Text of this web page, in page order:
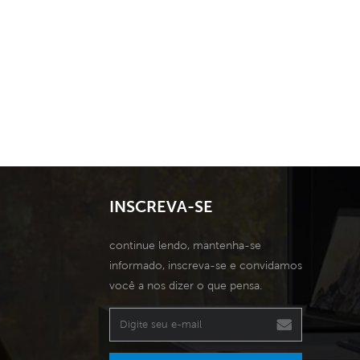
INSCREVA-SE
continue lendo, mantenha-se
informado, inscreva-se e convidamos
você a nos dizer o que pensa.